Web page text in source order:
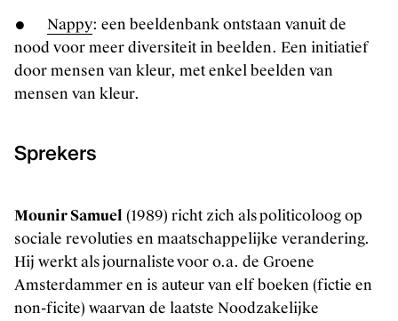
Het kantoor van Kunstenpunt vind je
in de Ravensteingalerij vlak naast
het Centraal Station in Brussel.
● Nappy: een beeldenbank ontstaan vanuit de
nood voor meer diversiteit in beelden. Een initiatief
door mensen van kleur, met enkel beelden van
mensen van kleur.
Sprekers
Mounir Samuel (1989) richt zich als politicoloog op
sociale revoluties en maatschappelijke verandering.
Hij werkt als journaliste voor o.a. de Groene
Amsterdammer en is auteur van elf boeken (fictie en
non-ficite) waarvan de laatste Noodzakelijke